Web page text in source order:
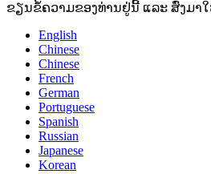
ຂຽນຂໍ້ຄວາມຂອງທ່ານຢູ່ນີ້ ແລະ ສົ່ງມາ
English
Chinese
Chinese
French
German
Portuguese
Spanish
Russian
Japanese
Korean